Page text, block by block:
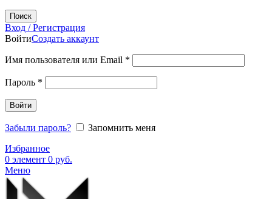
Поиск
Вход / Регистрация
ВойтиСоздать аккаунт
Имя пользователя или Email *
Пароль *
Войти
Забыли пароль?
Запомнить меня
Избранное
0 элемент 0 руб.
Меню